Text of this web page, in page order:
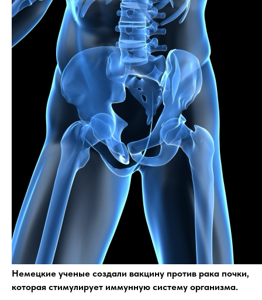
Немецкие ученые создали вакцину против рака почки,
которая стимулирует иммунную систему организма.